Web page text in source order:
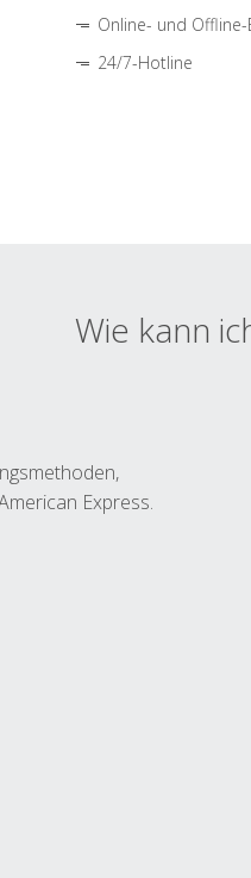
Online- und Offline-
24/7-Hotline
Wie kann
Express.